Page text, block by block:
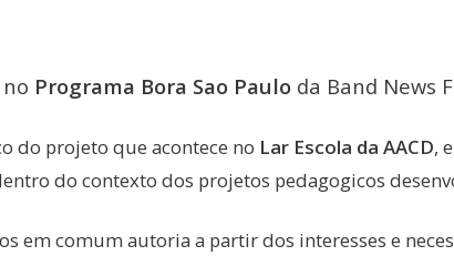
Programa Bora Sao Paulo da Band News
do projeto que acontece no Lar Escola da AACD,
do contexto dos projetos pedagogicos
em comum autoria a partir dos interesses e